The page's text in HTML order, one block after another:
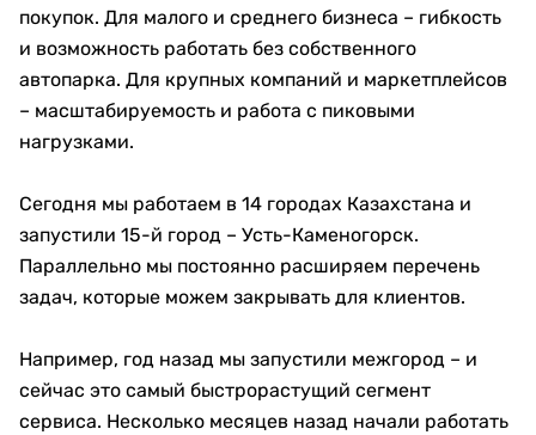
покупок. Для малого и среднего бизнеса – гибкость
и возможность работать без собственного
автопарка. Для крупных компаний и маркетплейсов
– масштабируемость и работа с пиковыми
нагрузками.
Сегодня мы работаем в 14 городах Казахстана и
запустили 15-й город – Усть-Каменогорск.
Параллельно мы постоянно расширяем перечень
задач, которые можем закрывать для клиентов.
Например, год назад мы запустили межгород – и
сейчас это самый быстрорастущий сегмент
сервиса. Несколько месяцев назад начали работать